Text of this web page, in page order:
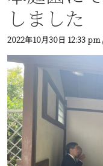
しました
2022年10月30日 12:33 pm